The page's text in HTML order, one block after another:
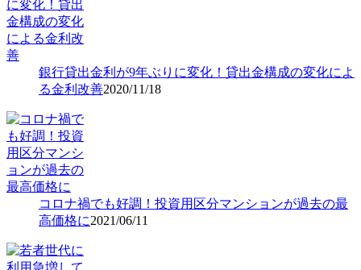
銀行貸出金利が9年ぶりに変化！貸出金構成の変化によ
る金利改善2020/11/18
コロナ禍でも好調！投資用区分マンションが過去の最
高価格に2021/06/11